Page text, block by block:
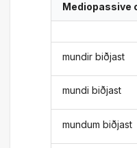
Mediopassive
mundir biðjast
mundi biðjast
mundum biðjast